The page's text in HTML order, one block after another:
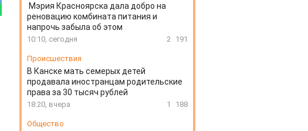
Мэрия Красноярска дала добро на
реновацию комбината питания и
напрочь забыла об этом
10:10, сегодня 2 191
Происшествия
В Канске мать семерых детей
продавала иностранцам родительские
права за 30 тысяч рублей
18:20, вчера 1 188
Общество